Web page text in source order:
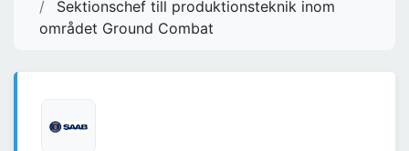
Sektionschef till produktionsteknik inom
området Ground Combat